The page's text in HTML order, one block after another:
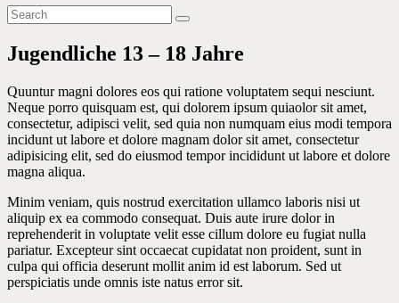
Jugendliche 13 – 18 Jahre
Quuntur magni dolores eos qui ratione voluptatem sequi nesciunt.
Neque porro quisquam est, qui dolorem ipsum quiaolor sit amet,
consectetur, adipisci velit, sed quia non numquam eius modi tempora
incidunt ut labore et dolore magnam dolor sit amet, consectetur
adipisicing elit, sed do eiusmod tempor incididunt ut labore et dolore
magna aliqua.
Minim veniam, quis nostrud exercitation ullamco laboris nisi ut
aliquip ex ea commodo consequat. Duis aute irure dolor in
reprehenderit in voluptate velit esse cillum dolore eu fugiat nulla
pariatur. Excepteur sint occaecat cupidatat non proident, sunt in
culpa qui officia deserunt mollit anim id est laborum. Sed ut
perspiciatis unde omnis iste natus error sit.